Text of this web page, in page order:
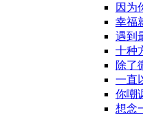
因为
幸福
遇到
十种
除了
一直
你嘲
想念